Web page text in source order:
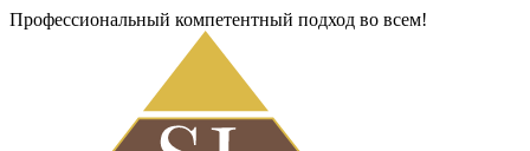
Профессиональный компетентный подход во всем!